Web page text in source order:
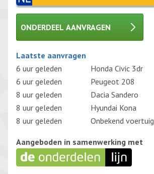
ONDERDEEL AANVRAGEN
Gelieve dit veld leeg te laten.
Laatste aanvragen
6 uur geleden
Honda Civic 3dr
6 uur geleden
Peugeot 208
8 uur geleden
Dacia Sandero
8 uur geleden
Hyundai Kona
8 uur geleden
Onbekend voertuig
Aangeboden in samenwerking met